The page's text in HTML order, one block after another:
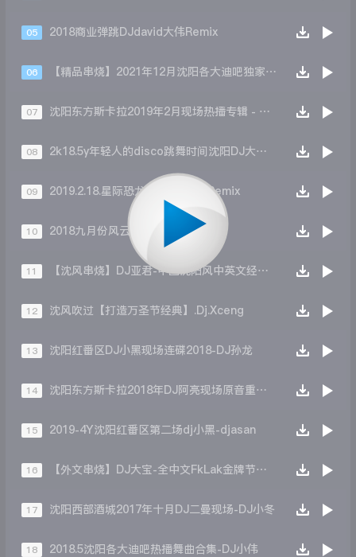
05 2018商业弹跳DJdavid大伟Remix
06 【精品串烧】2021年12月沈阳各大迪吧独家热播舞曲-DJ小伟
07 沈阳东方斯卡拉2019年2月现场热播专辑 - DJ孙龙
08 2k18.5y年轻人的disco跳舞时间沈阳DJ大铭Remix
09 2019.2.18.星际恐龙 沈阳Dj小楠 Remix
10 2018九月份风云再起-Dj东东
11 【沈风串烧】DJ亚君-中国沈阳风中英文经典上劲专场ElectronicS慢摇大碟
12 沈风吹过【打造万圣节经典】.Dj.Xceng
13 沈阳红番区DJ小黑现场连碟2018-DJ孙龙
14 沈阳东方斯卡拉2018年DJ阿亮现场原音重作-DJ孙龙
15 2019-4Y沈阳红番区第二场dj小黑-djasan
16 【外文串烧】DJ大宝-全中文FkLak金牌节奏相见恨晚秋风吹起咚咚咚MUSIC慢摇大碟
17 沈阳西部酒城2017年十月DJ二曼现场-DJ小冬
18 2018.5沈阳各大迪吧热播舞曲合集-DJ小伟